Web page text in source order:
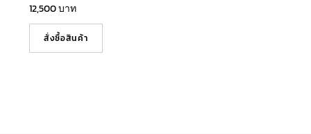
12,500บาท
สั่งซื้อสินค้า